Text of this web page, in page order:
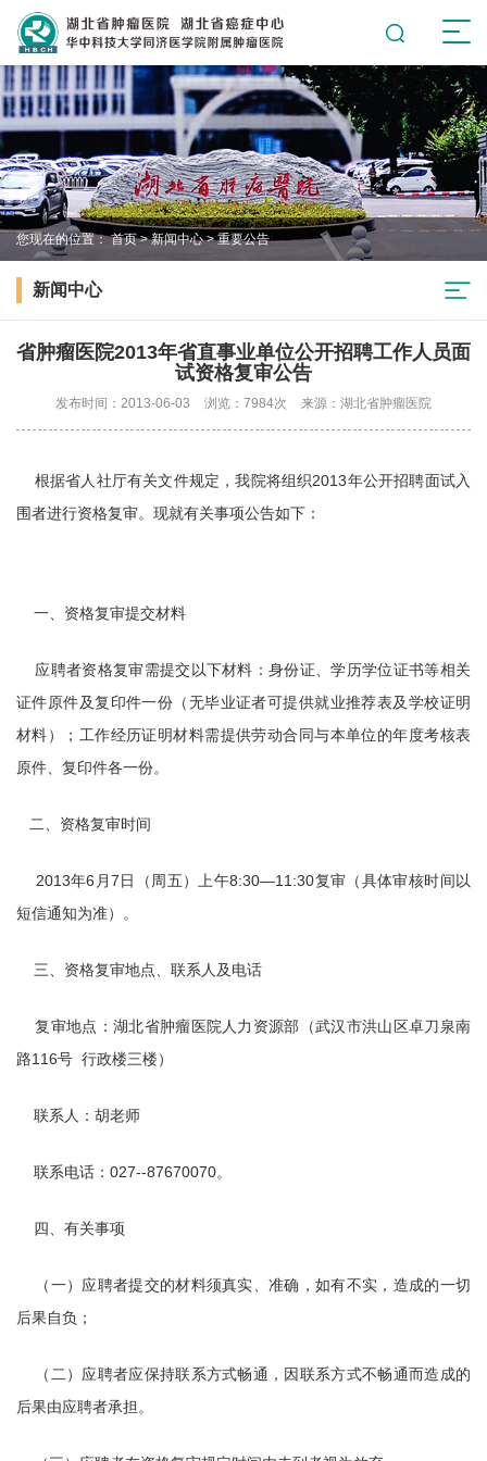
您现在的位置： 首页>新闻中心>重要公告
新闻中心
省肿瘤医院2013年省直事业单位公开招聘工作人员面
试资格复审公告
发布时间：2013-06-03 浏览：7984次 来源：湖北省肿瘤医院
根据省人社厅有关文件规定，我院将组织2013年公开招聘面试入
围者进行资格复审。现就有关事项公告如下：
一、资格复审提交材料
应聘者资格复审需提交以下材料：身份证、学历学位证书等相关
证件原件及复印件一份（无毕业证者可提供就业推荐表及学校证明
材料）；工作经历证明材料需提供劳动合同与本单位的年度考核表
原件、复印件各一份。
二、资格复审时间
2013年6月7日（周五）上午8:30—11:30复审（具体审核时间以
短信通知为准）。
三、资格复审地点、联系人及电话
复审地点：湖北省肿瘤医院人力资源部（武汉市洪山区卓刀泉南
路116号 行政楼三楼）
联系人：胡老师
联系电话：027--87670070。
四、有关事项
（一）应聘者提交的材料须真实、准确，如有不实，造成的一切
后果自负；
（二）应聘者应保持联系方式畅通，因联系方式不畅通而造成的
后果由应聘者承担。